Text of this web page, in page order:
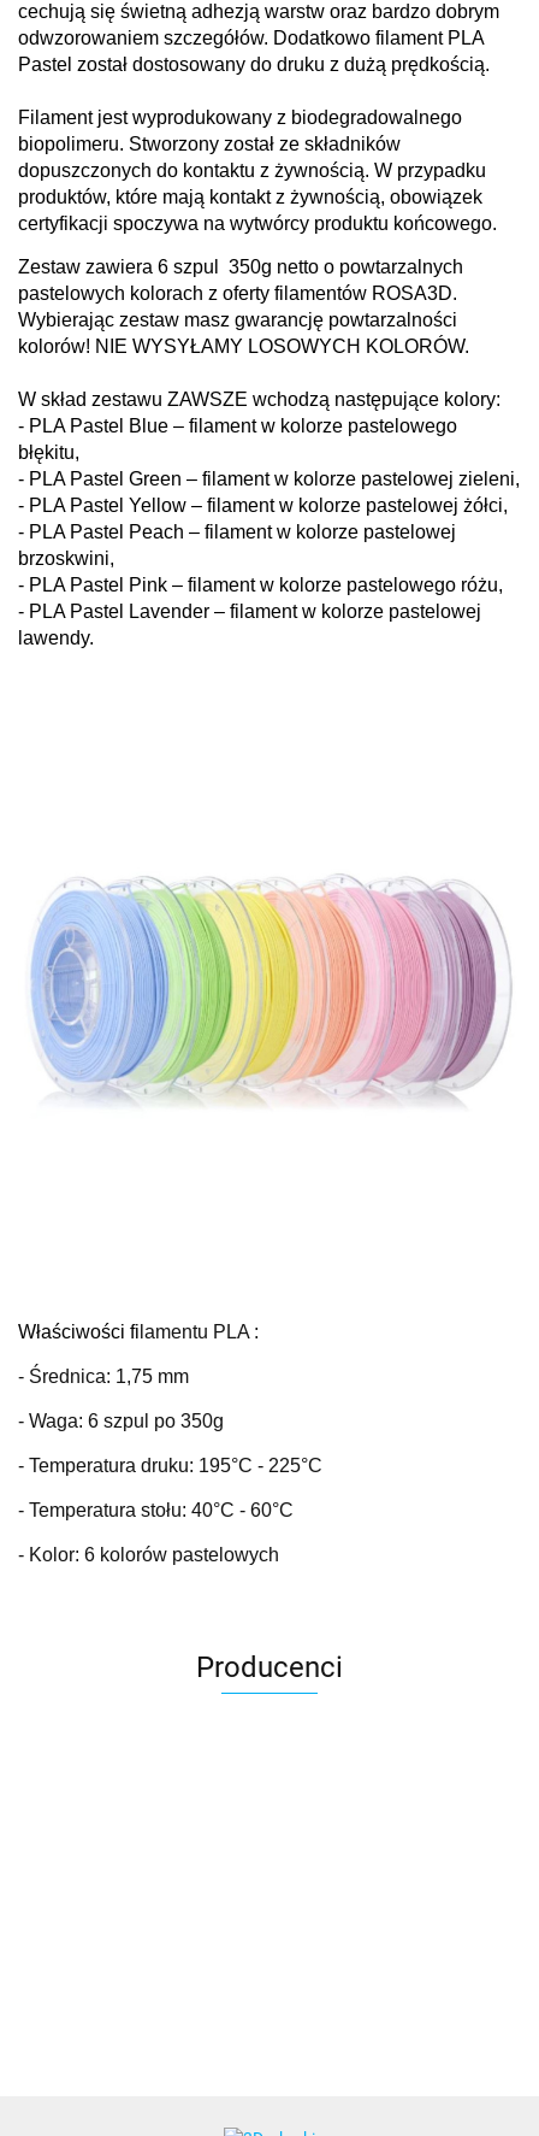
cechują się świetną adhezją warstw oraz bardzo dobrym
odwzorowaniem szczegółów. Dodatkowo filament PLA
Pastel został dostosowany do druku z dużą prędkością.
Filament jest wyprodukowany z biodegradowalnego
biopolimeru. Stworzony został ze składników
dopuszczonych do kontaktu z żywnością. W przypadku
produktów, które mają kontakt z żywnością, obowiązek
certyfikacji spoczywa na wytwórcy produktu końcowego.
Zestaw zawiera 6 szpul 350g netto o powtarzalnych
pastelowych kolorach z oferty filamentów ROSA3D.
Wybierając zestaw masz gwarancję powtarzalności
kolorów! NIE WYSYŁAMY LOSOWYCH KOLORÓW.
W skład zestawu ZAWSZE wchodzą następujące kolory:
- PLA Pastel Blue – filament w kolorze pastelowego
błękitu,
- PLA Pastel Green – filament w kolorze pastelowej zieleni,
- PLA Pastel Yellow – filament w kolorze pastelowej żółci,
- PLA Pastel Peach – filament w kolorze pastelowej
brzoskwini,
- PLA Pastel Pink – filament w kolorze pastelowego różu,
- PLA Pastel Lavender – filament w kolorze pastelowej
lawendy.
Właściwości fi lamentu PLA :
- Średnica: 1,75 mm
- Waga: 6 szpul po 350g
- Temperatura druku: 195°C - 225°C
- Temperatura stołu: 40°C - 60°C
- Kolor: 6 kolorów pastelowych
Producenci